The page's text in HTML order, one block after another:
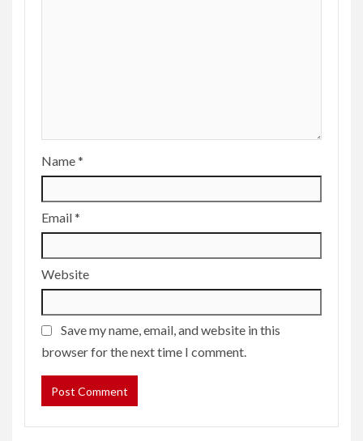
Name*
Email*
Website
Save my name, email, and website in this
browser for the next time I comment.